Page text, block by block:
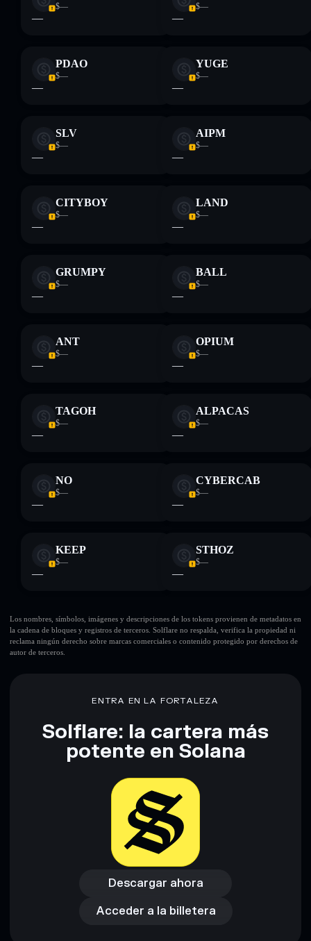
$—
—
$—
—
PDAO
$—
—
YUGE
$—
—
SLV
$—
—
AIPM
$—
—
CITYBOY
$—
—
LAND
$—
—
GRUMPY
$—
—
BALL
$—
—
ANT
$—
—
OPIUM
$—
—
TAGOH
$—
—
ALPACAS
$—
—
NO
$—
—
CYBERCAB
$—
—
KEEP
$—
—
STHOZ
$—
—
Los nombres, símbolos, imágenes y descripciones de los tokens provienen de metadatos en
la cadena de bloques y registros de terceros. Solflare no respalda, verifica la propiedad ni
reclama ningún derecho sobre marcas comerciales o contenido protegido por derechos de
autor de terceros.
ENTRA EN LA FORTALEZA
Solflare: la cartera más
potente en Solana
Descargar ahora
Descargar ahora
Acceder a la billetera
Acceder a la billetera